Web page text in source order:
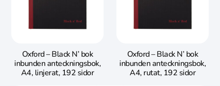
Gå till Oxford Origins
Oxford – Black N’ bok
inbunden anteckningsbok,
A4, linjerat, 192 sidor
Oxford – Black N’ bok
inbunden anteckningsbok,
A4, rutat, 192 sidor